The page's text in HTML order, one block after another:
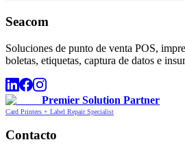
Seacom
Soluciones de punto de venta POS,
boletas, etiquetas, captura de datos e
Premier Solution Partner
Card Printers + Label Repair Specialist
Contacto